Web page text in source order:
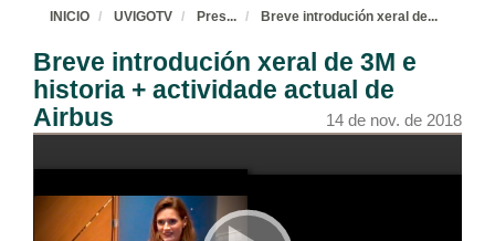
INICIO UVIGOTV Pres... Breve introdución xeral de...
Breve introdución xeral de 3M e
historia + actividade actual de
Airbus
14 de nov. de 2018